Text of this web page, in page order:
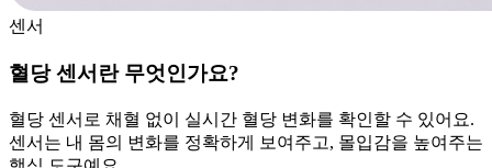
센서
혈당 센서란 무엇인가요?
혈당 센서로 채혈 없이 실시간 혈당 변화를 확인할 수 있어요.
센서는 내 몸의 변화를 정확하게 보여주고, 몰입감을 높여주는